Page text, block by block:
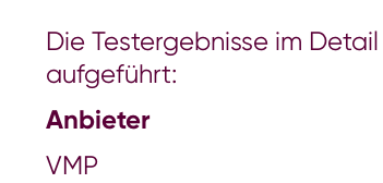
Die Testergebnisse im
aufgeführt:
Anbieter
VMP